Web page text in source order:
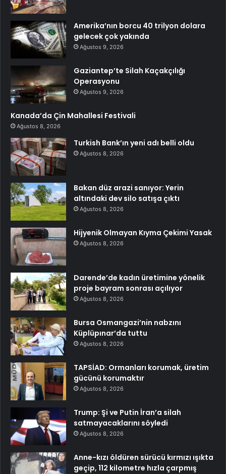
Amerika’nın borcu 40 trilyon dolara
gelecek çok yakında
Ağustos 9, 2026
Gaziantep’te Silah Kaçakçılığı
Operasyonu
Ağustos 9, 2026
Kanada’da Çin Mahallesi Festivali
Ağustos 8, 2026
Turkish Bank’ın yeni adı belli oldu
Ağustos 8, 2026
Bakan düz arazi sanıyor: Yerin
altındaki dev silo satışa çıktı
Ağustos 8, 2026
Hijyenik Olmayan Kıyma Çekimi Yasak
Ağustos 8, 2026
Darende’de kadın üretimine yönelik
proje bayram sonrası açılıyor
Ağustos 8, 2026
Bursa Osmangazi’nin nabzını
Küplüpınar’da tuttu
Ağustos 8, 2026
TAPSİAD: Ormanları korumak, üretim
gücünü korumaktır
Ağustos 8, 2026
Trump: Şi ve Putin İran’a silah
satmayacaklarını söyledi
Ağustos 8, 2026
Anne-kızı öldüren sürücü kırmızı ışıkta
geçip, 112 kilometre hızla çarpmış